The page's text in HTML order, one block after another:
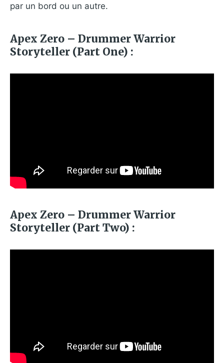
par un bord ou un autre.
Apex Zero – Drummer Warrior
Storyteller (Part One) :
Apex Zero – Drummer Warrior
Storyteller (Part Two) :